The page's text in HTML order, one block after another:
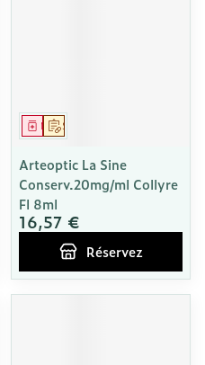
Sur prescription
Médicament
Arteoptic La Sine
Conserv.20mg/ml Collyre
Fl 8ml
16,57 €
Réservez